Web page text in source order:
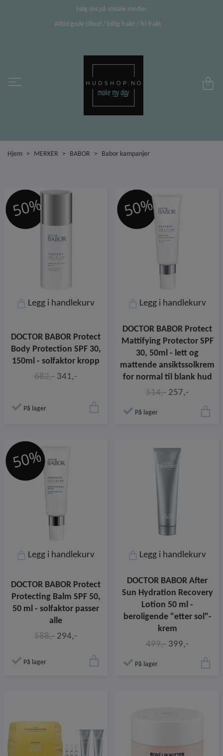
Følg oss på sosiale medier
Alltid gode tilbud / billig frakt / fri frakt
0
Hjem MERKER BABOR Babor kampanjer
Legg i handlekurv
DOCTOR BABOR Protect
Body Protection SPF 30,
150ml - solfaktor kropp
682,- 341,-
På lager
Legg i handlekurv
DOCTOR BABOR Protect
Mattifying Protector SPF
30, 50ml - lett og
mattende ansiktssolkrem
for normal til blank hud
514,- 257,-
På lager
Legg i handlekurv
DOCTOR BABOR Protect
Protecting Balm SPF 50,
50 ml - solfaktor passer
alle
588,- 294,-
På lager
Legg i handlekurv
DOCTOR BABOR After
Sun Hydration Recovery
Lotion 50 ml -
beroligende "etter sol"-
krem
499,- 399,-
På lager